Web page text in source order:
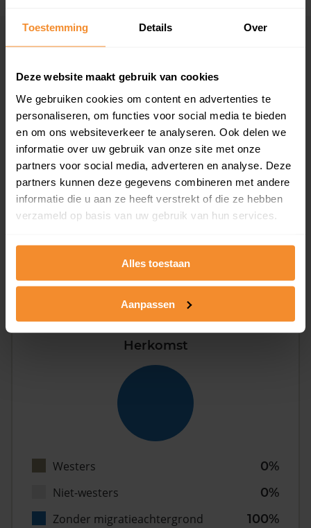
Toestemming Details Over
Deze website maakt gebruik van cookies
We gebruiken cookies om content en advertenties te
personaliseren, om functies voor social media te bieden
en om ons websiteverkeer te analyseren. Ook delen we
informatie over uw gebruik van onze site met onze
partners voor social media, adverteren en analyse. Deze
partners kunnen deze gegevens combineren met andere
informatie die u aan ze heeft verstrekt of die ze hebben
verzameld op basis van uw gebruik van hun services.
Alles toestaan
Aanpassen
Inwoners
Type huishoudens
Eénpersoons
Gezin (met kinderen)
33%
Herkomst
Westers
0%
Niet-westers
0%
Zonder migratieachtergrond
100%